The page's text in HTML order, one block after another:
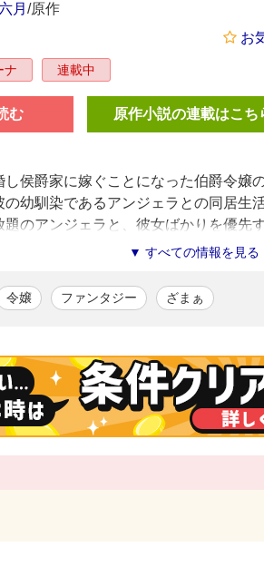
月 /原作
お
ナ 連載中
む 原作小説の連載はこち
侯爵家に嫁ぐことになった伯爵令嬢
の幼馴染であるアンジェラとの同居生
題のアンジェラと、彼女ばかりを優先
くなり、ついにセシリアはラルフの
説を執筆する日々
▼ すべての情報を見る
令嬢 ファンタジー ざまぁ